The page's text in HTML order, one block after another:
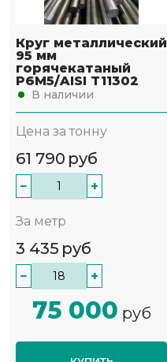
Круг металлический
95 мм
горячекатаный
Р6М5/AISI T11302
В наличии
Цена за тонну
61 790 руб
− +
За метр
3 435 руб
− +
75 000 руб